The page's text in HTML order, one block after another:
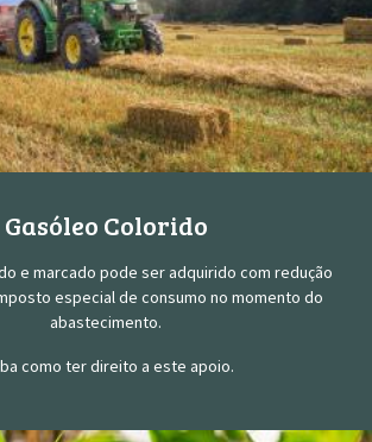
Gasóleo Colorido
e marcado pode ser adquirido com redução
especial de consumo no momento do
abastecimento.
como ter direito a este apoio.